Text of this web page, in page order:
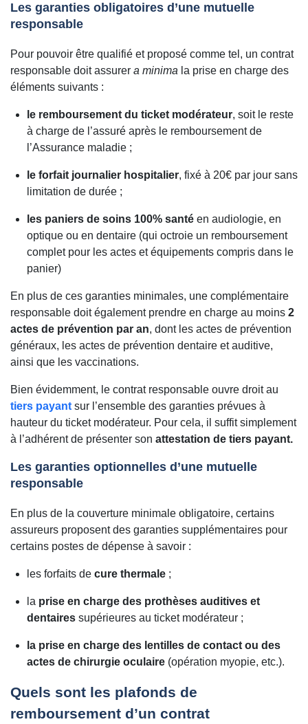
Les garanties obligatoires d’une mutuelle
responsable
Pour pouvoir être qualifié et proposé comme tel, un contrat
responsable doit assurer a minima la prise en charge des
éléments suivants :
le remboursement du ticket modérateur, soit le reste
à charge de l’assuré après le remboursement de
l’Assurance maladie ;
le forfait journalier hospitalier, fixé à 20€ par jour sans
limitation de durée ;
les paniers de soins 100% santé en audiologie, en
optique ou en dentaire (qui octroie un remboursement
complet pour les actes et équipements compris dans le
panier)
En plus de ces garanties minimales, une complémentaire
responsable doit également prendre en charge au moins 2
actes de prévention par an, dont les actes de prévention
généraux, les actes de prévention dentaire et auditive,
ainsi que les vaccinations.
Bien évidemment, le contrat responsable ouvre droit au
tiers payant sur l’ensemble des garanties prévues à
hauteur du ticket modérateur. Pour cela, il suffit simplement
à l’adhérent de présenter son attestation de tiers payant.
Les garanties optionnelles d’une mutuelle
responsable
En plus de la couverture minimale obligatoire, certains
assureurs proposent des garanties supplémentaires pour
certains postes de dépense à savoir :
les forfaits de cure thermale ;
la prise en charge des prothèses auditives et
dentaires supérieures au ticket modérateur ;
la prise en charge des lentilles de contact ou des
actes de chirurgie oculaire (opération myopie, etc.).
Quels sont les plafonds de
remboursement d’un contrat